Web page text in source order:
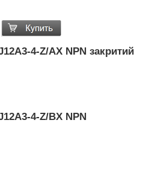
4-Z/AX NPN закритий
4-Z/BX NPN